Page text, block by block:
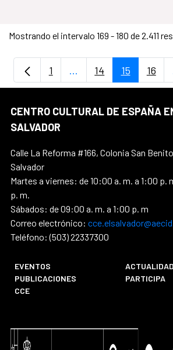
Mostrando el intervalo 169 - 180 de 2.411
Página
1 ...Páginas intermedias
Página
14 Página
15 16
CENTRO CULTURAL DE ESPAÑA
SALVADOR
Calle La Reforma #166, Colonia San
Salvador
Martes a viernes: de 10:00 a. m. a 1:00 p.
p. m.
Sábados: de 09:00 a. m. a 1:00 p. m
Correo electrónico:
Teléfono: (503) 22337300
EVENTOS
ACTUALIDAD
PUBLICACIONES
PARTICIPA
CCE